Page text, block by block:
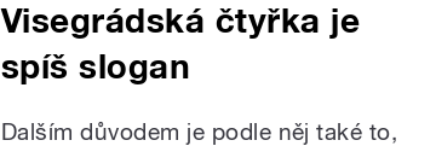
Visegrádská čtyřka je
spíš slogan
Dalším důvodem je podle něj také to,